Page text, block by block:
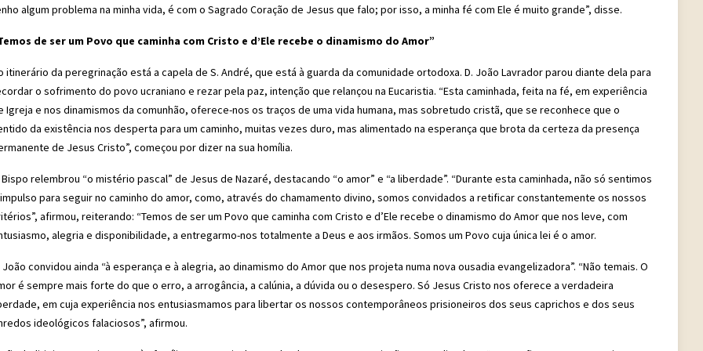
algum problema na minha vida, é com o Sagrado Coração de Jesus que falo; por isso, a minha fé com Ele é muito grande”, disse.
de ser um Povo que caminha com Cristo e d’Ele recebe o dinamismo do Amor”
itinerário da peregrinação está a capela de S. André, que está à guarda da comunidade ortodoxa. D. João Lavrador parou diante dela para
o sofrimento do povo ucraniano e rezar pela paz, intenção que relançou na Eucaristia. “Esta caminhada, feita na fé, em experiência
Igreja e nos dinamismos da comunhão, oferece-nos os traços de uma vida humana, mas sobretudo cristã, que se reconhece que o
da existência nos desperta para um caminho, muitas vezes duro, mas alimentado na esperança que brota da certeza da presença
de Jesus Cristo”, começou por dizer na sua homília.
Bispo relembrou “o mistério pascal” de Jesus de Nazaré, destacando “o amor” e “a liberdade”. “Durante esta caminhada, não só sentimos
para seguir no caminho do amor, como, através do chamamento divino, somos convidados a retificar constantemente os nossos
afirmou, reiterando: “Temos de ser um Povo que caminha com Cristo e d’Ele recebe o dinamismo do Amor que nos leve, com
alegria e disponibilidade, a entregarmo-nos totalmente a Deus e aos irmãos. Somos um Povo cuja única lei é o amor.
João convidou ainda “à esperança e à alegria, ao dinamismo do Amor que nos projeta numa nova ousadia evangelizadora”. “Não temais. O
é sempre mais forte do que o erro, a arrogância, a calúnia, a dúvida ou o desespero. Só Jesus Cristo nos oferece a verdadeira
em cuja experiência nos entusiasmamos para libertar os nossos contemporâneos prisioneiros dos seus caprichos e dos seus
ideológicos falaciosos”, afirmou.